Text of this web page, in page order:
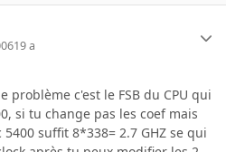
19 a
problème c'est le FSB du CPU qui
si tu change pas les coef mais
5400 suffit 8*338= 2.7 GHZ se qui